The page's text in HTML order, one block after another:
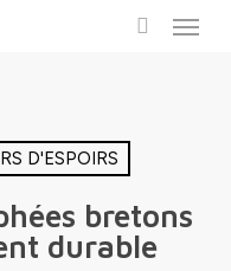
Menu
D'ESPOIRS
bretons
durable